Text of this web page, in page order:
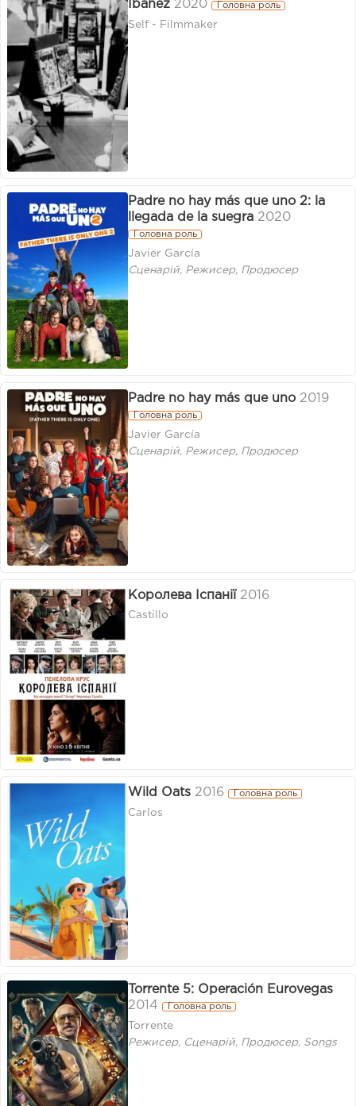
Ibáñez 2020 Головна роль
Self - Filmmaker
Padre no hay más que uno 2: la
llegada de la suegra 2020
Головна роль
Javier García
Сценарій, Режисер, Продюсер
Padre no hay más que uno 2019
Головна роль
Javier García
Сценарій, Режисер, Продюсер
Королева Іспанії 2016
Castillo
Wild Oats 2016 Головна роль
Carlos
Torrente 5: Operación Eurovegas
2014
Головна роль
Torrente
Режисер, Сценарій, Продюсер, Songs